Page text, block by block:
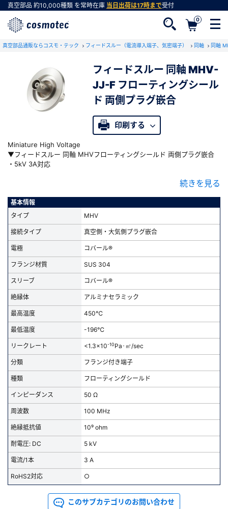
真空部品 約10,000種類 を常時在庫 当日出荷は17時まで受付
0
真空部品通販ならコスモ・テック フィードスルー（電流導入端子、気密端子） 同軸 同軸
フィードスルー 同軸 MHV-
JJ-F フローティングシール
ド 両側プラグ嵌合
印刷する
Miniature High Voltage
▼フィードスルー 同軸 MHVフローティングシールド 両側プラグ嵌合
・5kV 3A対応
・接続フランジは、NW/KF、ICF、JIS-VF、JIS-VGを標準規格化
・グランドシールド片側プラグ嵌合
・フローティングシールド片側プラグ嵌合
・グランドシールド両側プラグ嵌合
極数の変更・多品種端子の組み合わせ・特殊フランジへの取り付けも承
ります
ページ右側の「お問い合わせ」ボタンよりご連絡ください
精密洗浄のご依頼はこちらから
続きを見る
基本情報
タイプ
MHV
接続タイプ 真空側・大気側プラグ嵌合
電極 コバール®
フランジ材質 SUS 304
スリーブ コバール®
絶縁体 アルミナセラミック
最高温度 450℃
最低温度 -196℃
リークレート <1.3x10-10Pa･㎥/sec
分類 フランジ付き端子
種類 フローティングシールド
インピーダンス 50 Ω
周波数 100 MHz
絶縁抵抗値 10⁹ ohm
耐電圧: DC 5 kV
電流/1本 3 A
RoHS2対応 ○
このサブカテゴリのお問い合わせ
会員登録がお済みでない方
会員登録をすれば、便利な機能がご利用いただけ
ます。
新規会員登録（無料）
があります。また当社の判断によりお断りする場合があります。
会員の方はこちら
ログイン
※パスワードをお忘れの方は、パスワード再発行ページ
※メールアドレスを忘れた方は、お問い合わせページよりお問い合わせくださ